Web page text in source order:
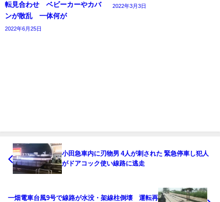
転見合わせ ベビーカーやカバ
ンが散乱 一体何が
2022年6月25日
2022年3月3日
小田急車内に刃物男 4人が刺された 緊急停車し犯人
がドアコック使い線路に逃走
一畑電車台風9号で線路が水没・架線柱倒壊 運転再